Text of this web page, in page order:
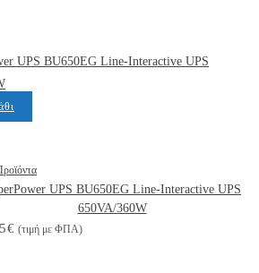
UPS BU650EG Line-Interactive UPS
650VA/360W
€ (τιμή με ΦΠΑ)